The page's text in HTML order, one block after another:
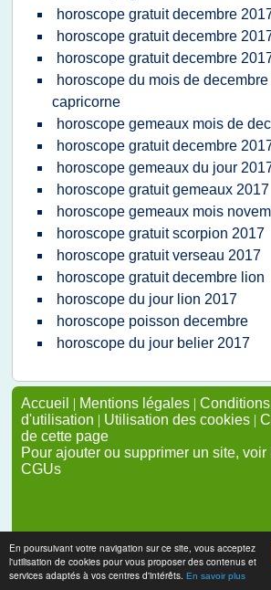
En poursuivant votre navigation sur ce site, vous acceptez
l'utilisation de cookies pour vous proposer des contenus et
services adaptés à vos centres d'intérêts. En savoir plus
horoscope gratuit decembre
horoscope gratuit decembre
horoscope gratuit decembre
horoscope du mois de
capricorne
horoscope gemeaux mois de
horoscope gratuit decembre
horoscope gemeaux du jour
horoscope gratuit gemeaux 2017
horoscope gemeaux mois
horoscope gratuit scorpion 2017
horoscope gratuit verseau 2017
horoscope gratuit decembre lion
horoscope du jour lion 2017
horoscope poisson decembre
horoscope du jour belier 2017
Accueil | Mentions légales |
d'utilisation | Utilisation des cookies |
de cette page
Pour ajouter ou supprimer un site,
CGUs